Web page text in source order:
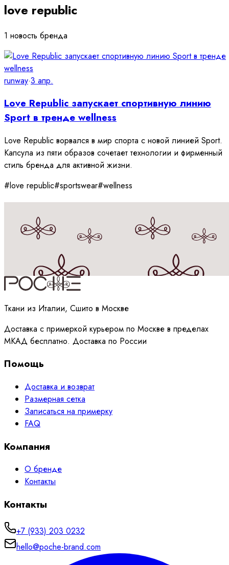
love republic
1 новость бренда
runway·3 апр.
Love Republic запускает спортивную линию
Sport в тренде wellness
Love Republic ворвался в мир спорта с новой линией Sport.
Капсула из пяти образов сочетает технологии и фирменный
стиль бренда для активной жизни.
#love republic#sportswear#wellness
Принимаюполитикуобработки данных
Ткани из Италии, Сшито в Москве
Доставка с примеркой курьером по Москве в пределах
МКАД бесплатно. Доставка по России
Помощь
Доставка и возврат
Размерная сетка
Записаться на примерку
FAQ
Компания
О бренде
Контакты
Контакты
+7 (933) 203 0232
hello@poche-brand.com